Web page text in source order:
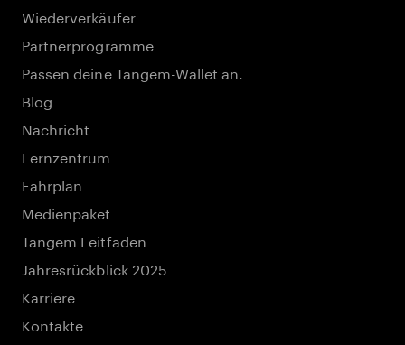
Wiederverkäufer
Partnerprogramme
Passen deine Tangem-Wallet an.
Blog
Nachricht
Lernzentrum
Fahrplan
Medienpaket
Tangem Leitfaden
Jahresrückblick 2025
Karriere
Kontakte